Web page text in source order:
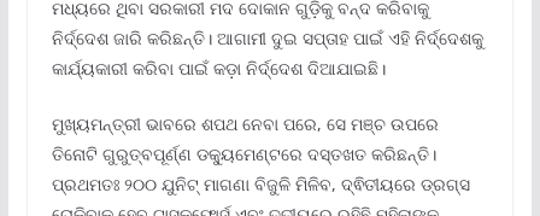
ମଧ୍ୟରେ ଥିବା ସରକାରୀ ମଦ ଦୋକାନ ଗୁଡ଼ିକୁ ବନ୍ଦ କରିବାକୁ
ନିର୍ଦ୍ଦେଶ ଜାରି କରିଛନ୍ତି। ଆଗାମୀ ଦୁଇ ସପ୍ତାହ ପାଇଁ ଏହି ନିର୍ଦ୍ଦେଶକୁ
କାର୍ଯ୍ୟକାରୀ କରିବା ପାଇଁ କଡ଼ା ନିର୍ଦ୍ଦେଶ ଦିଆଯାଇଛି।
ମୁଖ୍ୟମନ୍ତ୍ରୀ ଭାବରେ ଶପଥ ନେବା ପରେ, ସେ ମଞ୍ଚ ଉପରେ
ତିନୋଟି ଗୁରୁତ୍ବପୂର୍ଣ୍ଣ ଡକ୍ୟୁମେଣ୍ଟରେ ଦସ୍ତଖତ କରିଛନ୍ତି।
ପ୍ରଥମତଃ ୨୦୦ ଯୁନିଟ୍ ମାଗଣା ବିଜୁଳି ମିଳିବ, ଦ୍ଵିତୀୟରେ ଡ୍ରଗ୍ସ